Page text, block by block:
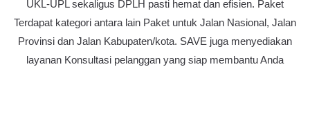
UKL-UPL sekaligus DPLH pasti hemat dan efisien. Paket
Terdapat kategori antara lain Paket untuk Jalan Nasional, Jalan
Provinsi dan Jalan Kabupaten/kota. SAVE juga menyediakan
layanan Konsultasi pelanggan yang siap membantu Anda